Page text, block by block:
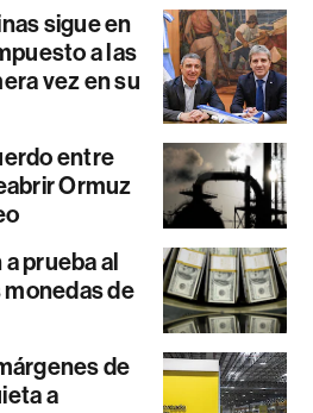
sigue en
a las
vez en su
entre
Ormuz
prueba al
de
de
a